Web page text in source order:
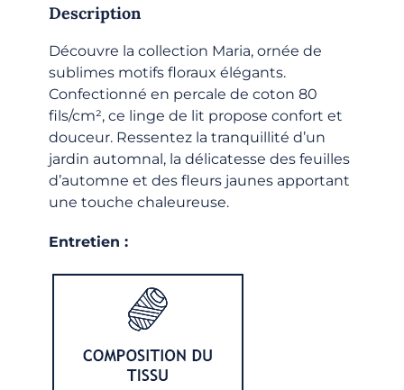
Description
Découvre la collection Maria, ornée de
sublimes motifs floraux élégants.
Confectionné en percale de coton 80
fils/cm², ce linge de lit propose confort et
douceur. Ressentez la tranquillité d’un
jardin automnal, la délicatesse des feuilles
d’automne et des fleurs jaunes apportant
une touche chaleureuse.
Entretien :